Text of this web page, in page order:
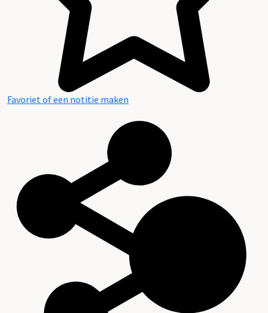
Favoriet of een notitie maken